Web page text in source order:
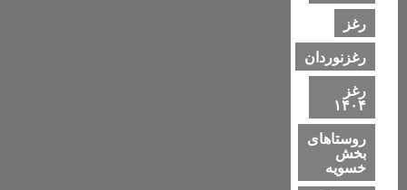
رغز
رغزنوردان
رغز
۱۴۰۴
روستاهای
بخش
خسویه